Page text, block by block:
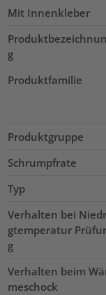
Mit Innenkleber
Produktbezeichnun
g
Produktfamilie
Produktgruppe
Schrumpfrate
Typ
Verhalten bei
gtemperatur
g
Verhalten beim
meschock